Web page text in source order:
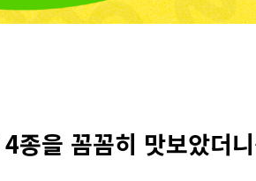
종을 꼼꼼히 맛보았더